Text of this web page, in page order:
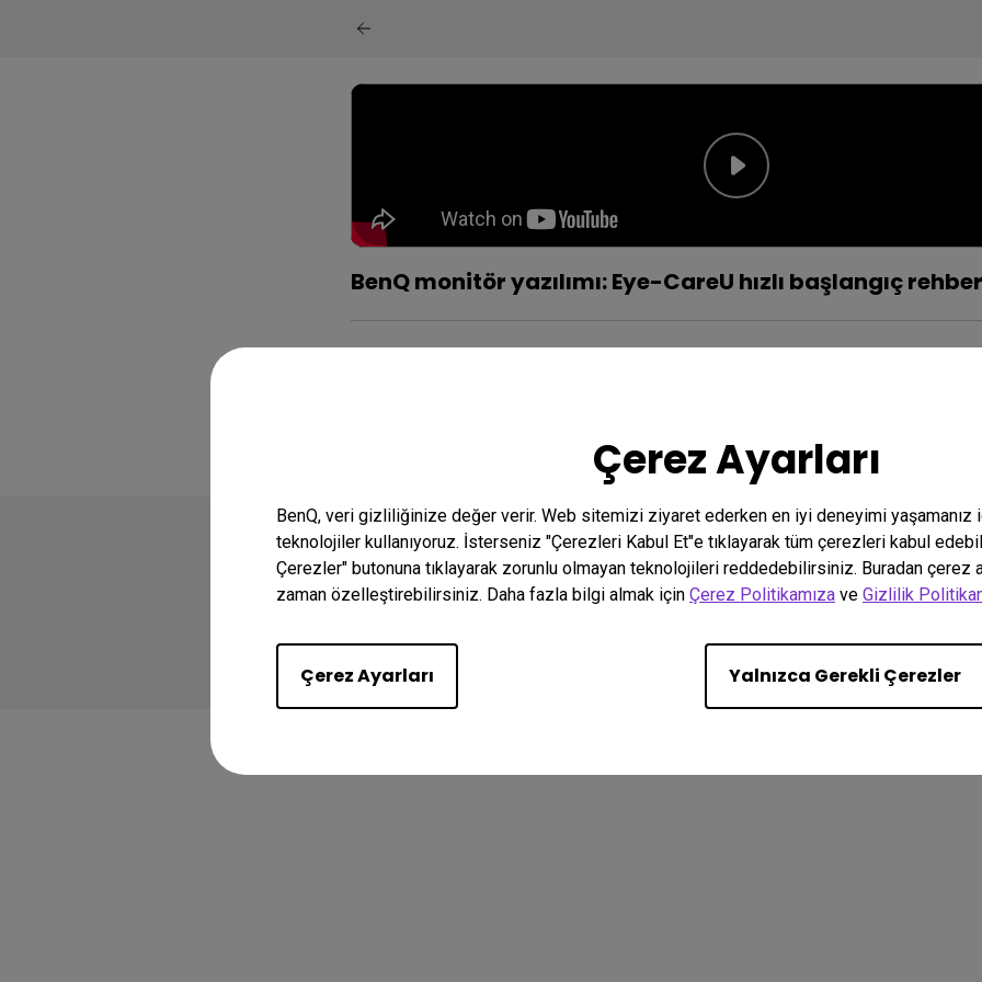
Çerez Ayarları
BenQ, veri gizliliğinize değer verir. Web sitemizi ziyaret ederken en iyi deneyimi
teknolojiler kullanıyoruz. İsterseniz "Çerezleri Kabul Et"e tıklayarak tüm çerezleri kabul
Çerezler" butonuna tıklayarak zorunlu olmayan teknolojileri reddedebilirsiniz. Buradan çerez
zaman özelleştirebilirsiniz. Daha fazla bilgi almak için Çerez Politikamıza ve Gizlilik
Çerez Ayarları Yalnızca Gerekli Çerezler
BenQ monitör yazılımı: Eye-CareU hızlı başlangıç